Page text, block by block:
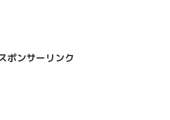
ポンサーリンク